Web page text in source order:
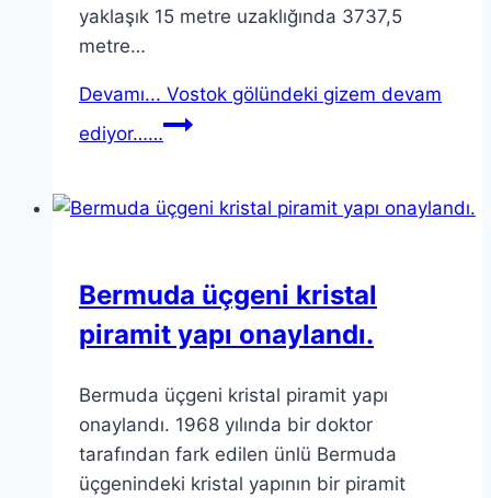
yaklaşık 15 metre uzaklığında 3737,5
metre…
Devamı... Vostok gölündeki gizem devam
ediyor……
Bermuda üçgeni kristal
piramit yapı onaylandı.
Bermuda üçgeni kristal piramit yapı
onaylandı. 1968 yılında bir doktor
tarafından fark edilen ünlü Bermuda
üçgenindeki kristal yapının bir piramit